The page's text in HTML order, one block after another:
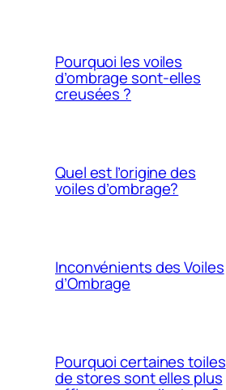
Pourquoi les voiles
d’ombrage sont-elles
creusées ?
Quel est l’origine des
voiles d’ombrage?
Inconvénients des Voiles
d’Ombrage
Pourquoi certaines toiles
de stores sont elles plus